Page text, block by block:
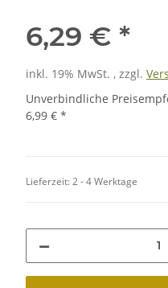
6,29 € *
inkl. 19% MwSt. , zzgl.
Unverbindliche
6,99 € *
Lieferzeit:2 - 4 Werktage